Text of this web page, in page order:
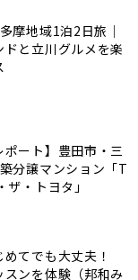
摩地域1泊2日旅｜
と立川グルメを楽
ポート】豊田市・三
分譲マンション「T
・トヨタ」
めてでも大丈夫！
スンを体験（邦和み